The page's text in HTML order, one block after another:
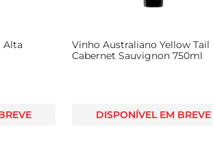
Ema Amplus
BREVE
Vinho Argentino Balbo
Cabernet Sauvignon
DISPONÍVEL EM